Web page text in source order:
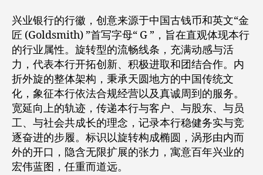
兴业银行的行徽，创意来源于中国古钱币和英文“金
匠 (Goldsmith) ”首写字母“ G ”，旨在直观体现本行
的行业属性。旋转型的流畅线条，充满动感与活
力，代表本行开拓创新、积极进取和团结合作。内
折外旋的整体架构，秉承天圆地方的中国传统文
化，象征本行依法合规经营以及真诚周到的服务。
宽延向上的轨迹，传递本行与客户、与股东、与员
工、与社会共成长的理念，记录本行稳健务实与竞
逐奋进的步履。标识以旋转构成椭圆，涡形由内而
外的开口，隐含无限扩展的张力，寓意百年兴业的
宏伟蓝图，任重而道远。